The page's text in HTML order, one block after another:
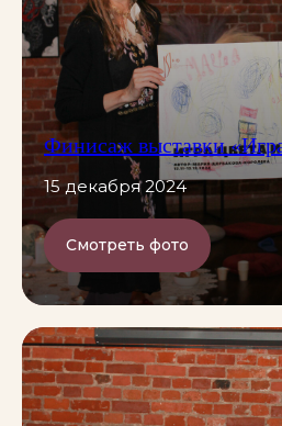
Финисаж выставки
15 декабря 2024
Смотреть фото